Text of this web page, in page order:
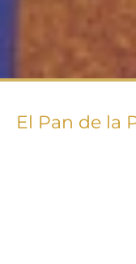
El Pan de la